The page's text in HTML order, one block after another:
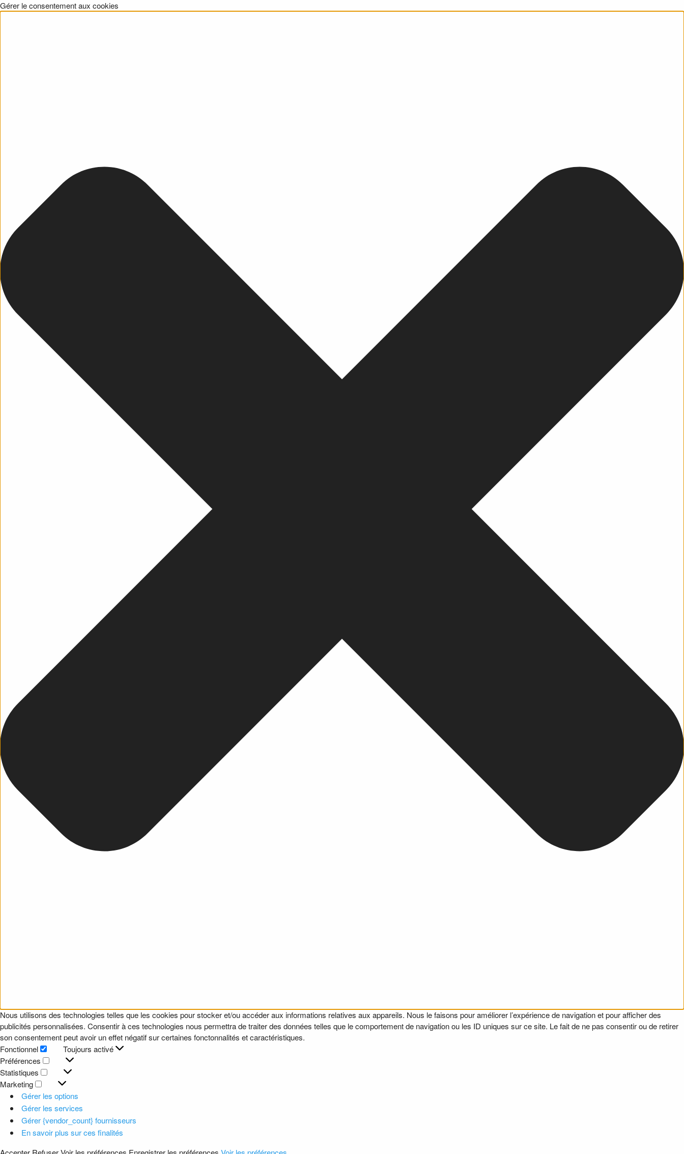
Gérer le consentement aux cookies
Nous utilisons des technologies telles que les cookies pour stocker et/ou accéder aux informations relatives aux appareils. Nous le faisons pour améliorer l’expérience de navigation et pour afficher des
publicités personnalisées. Consentir à ces technologies nous permettra de traiter des données telles que le comportement de navigation ou les ID uniques sur ce site. Le fait de ne pas consentir ou de retirer
son consentement peut avoir un effet négatif sur certaines fonctonnalités et caractéristiques.
Fonctionnel
Fonctionnel
Toujours activé
Préférences
Préférences
Statistiques
Statistiques
Marketing
Marketing
Gérer les options
Gérer les services
Gérer {vendor_count} fournisseurs
En savoir plus sur ces finalités